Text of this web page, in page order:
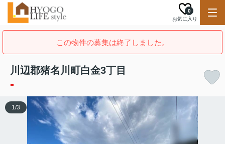
お気に入り
0
この物件の募集は終了しました。
川辺郡猪名川町白金3丁目
-
1/3